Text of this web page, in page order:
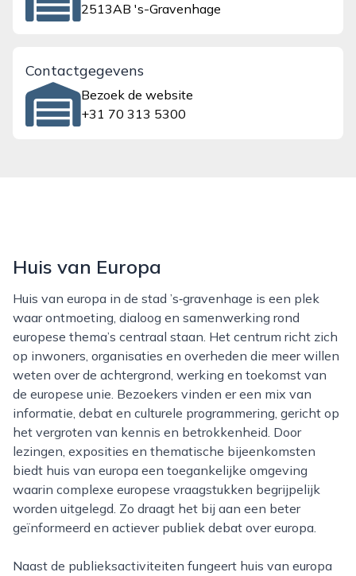
2513AB 's-Gravenhage
Contactgegevens
Bezoek de website
+31 70 313 5300
Huis van Europa
Huis van europa in de stad ’s‑gravenhage is een plek
waar ontmoeting, dialoog en samenwerking rond
europese thema’s centraal staan. Het centrum richt zich
op inwoners, organisaties en overheden die meer willen
weten over de achtergrond, werking en toekomst van
de europese unie. Bezoekers vinden er een mix van
informatie, debat en culturele programmering, gericht op
het vergroten van kennis en betrokkenheid. Door
lezingen, exposities en thematische bijeenkomsten
biedt huis van europa een toegankelijke omgeving
waarin complexe europese vraagstukken begrijpelijk
worden uitgelegd. Zo draagt het bij aan een beter
geïnformeerd en actiever publiek debat over europa.
Naast de publieksactiviteiten fungeert huis van europa